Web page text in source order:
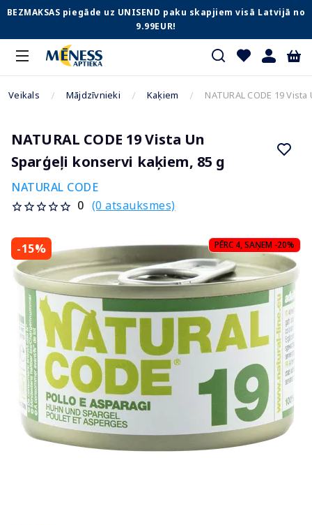
BEZMAKSAS piegāde uz UNISEND paku skapjiem visā Latvijā no
9.99EUR!
Veikals Mājdzīvnieki Kaķiem NATURAL CODE 19
NATURAL CODE 19 Vista Un
Sparģeļi konservi kaķiem, 85 g
NATURAL CODE
0 (0 atsauksmes)
-15% PĒRC 4, SAŅEM -20%